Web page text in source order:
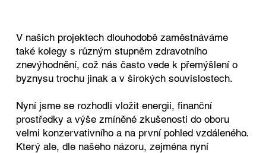
V našich projektech dlouhodobě zaměstnáváme
také kolegy s různým stupněm zdravotního
znevýhodnění, což nás často vede k přemýšlení o
byznysu trochu jinak a v širokých souvislostech.
Nyní jsme se rozhodli vložit energii, finanční
prostředky a výše zmíněné zkušenosti do oboru
velmi konzervativního a na první pohled vzdáleného.
Který ale, dle našeho názoru, zejména nyní